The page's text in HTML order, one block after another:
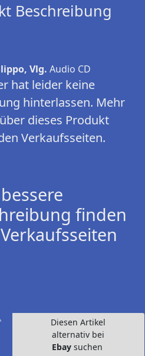
Beschreibung
Vlg. Audio CD
hat leider keine
hinterlassen. Mehr
dieses Produkt
Verkaufsseiten.
finden
Diesen Artikel
alternativ bei
Ebay suchen